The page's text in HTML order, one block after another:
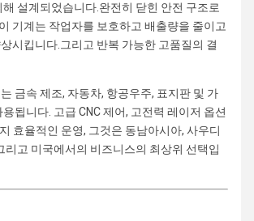
설계되었습니다.완전히 닫힌 안전 구조로
기계는 작업자를 보호하고 배출량을 줄이고
시킵니다.그리고 반복 가능한 고품질의 결
금속 제조, 자동차, 항공우주, 표지판 및 가
됩니다. 고급 CNC 제어, 고전력 레이저 옵션
효율적인 운영, 그것은 동남아시아, 사우디
리고 미국에서의 비즈니스의 최상위 선택입